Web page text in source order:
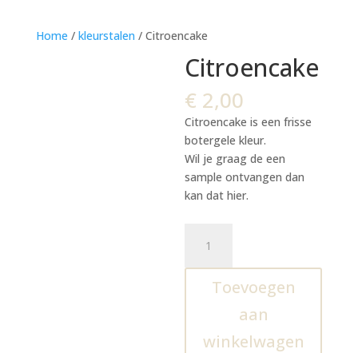
Home / kleurstalen / Citroencake
Citroencake
€ 2,00
Citroencake is een frisse
botergele kleur.
Wil je graag de een
sample ontvangen dan
kan dat hier.
aantal
Toevoegen
aan
winkelwagen